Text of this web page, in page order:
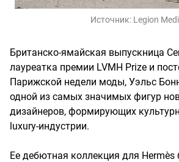
Источник: Legion
Британско-ямайская выпускница
лауреатка премии LVMH Prize и
Парижской недели моды, Уэльс
одной из самых значимых фигур
дизайнеров, формирующих
luxury-индустрии.
Ее дебютная коллекция для Hermès